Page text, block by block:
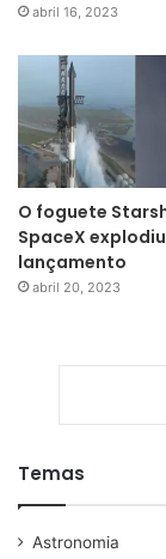
abril 16, 2023
O foguete
SpaceX
lançamento
abril 20, 2023
Temas
Astronomia